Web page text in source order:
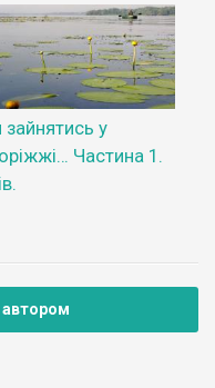
у
Частина 1.